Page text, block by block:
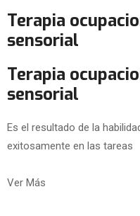
Terapia
sensorial
Terapia
sensorial
Es el resultado de la
exitosamente en las tareas
Ver Más